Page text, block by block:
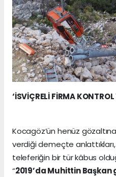
‘İSVİÇRELİ FİRMA
Kocagöz’ün henüz
verdiği demeçte anlattıkları,
teleferiğin bir tür kâbus
“2019’da Muhittin